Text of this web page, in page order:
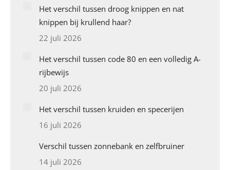
Het verschil tussen droog knippen en nat
knippen bij krullend haar?
22 juli 2026
Het verschil tussen code 80 en een volledig A-
rijbewijs
20 juli 2026
Het verschil tussen kruiden en specerijen
16 juli 2026
Verschil tussen zonnebank en zelfbruiner
14 juli 2026